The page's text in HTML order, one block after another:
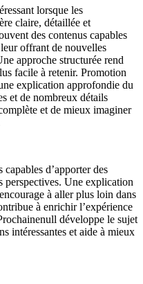
lorsque les
claire, détaillée et
des contenus capables
offrant de nouvelles
approche structurée rend
facile à retenir. Promotion
explication approfondie du
et de nombreux détails
et de mieux imaginer
d’apporter des
perspectives. Une explication
à aller plus loin dans
à enrichir l’expérience
développe le sujet
intéressantes et aide à mieux